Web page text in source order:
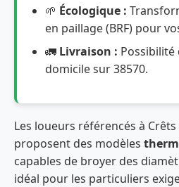
🌱 Écologique :
en paillage (BRF) pour
🚛 Livraison : Possibilité
domicile sur 38570.
Les loueurs référencés à
proposent des modèles
capables de broyer des
idéal pour les particuliers